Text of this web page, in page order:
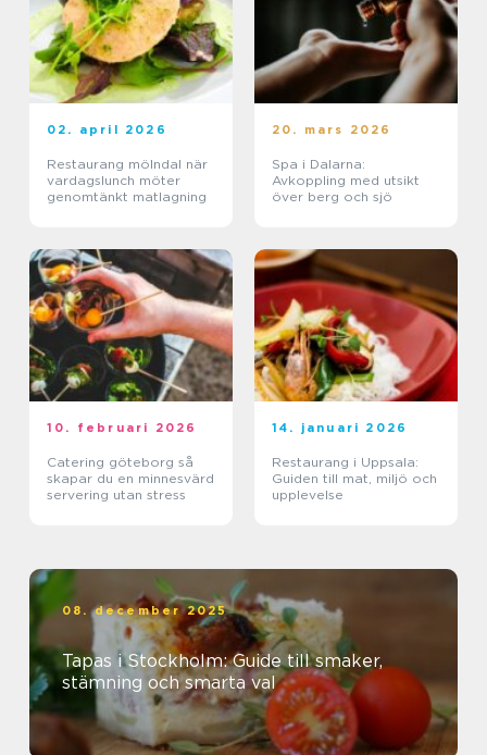
02. april 2026
Restaurang mölndal när
vardagslunch möter
genomtänkt matlagning
20. mars 2026
Spa i Dalarna:
Avkoppling med utsikt
över berg och sjö
10. februari 2026
Catering göteborg så
skapar du en minnesvärd
servering utan stress
14. januari 2026
Restaurang i Uppsala:
Guiden till mat, miljö och
upplevelse
08. december 2025
Tapas i Stockholm: Guide till smaker,
stämning och smarta val